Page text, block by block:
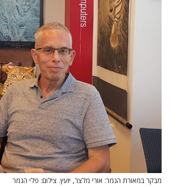
מבקר במאורת הנמר: אורי מלצר, יועץ. צילום: פלי הנמר